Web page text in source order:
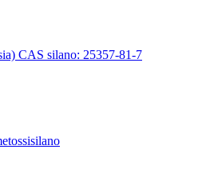
CAS silano: 25357-81-7